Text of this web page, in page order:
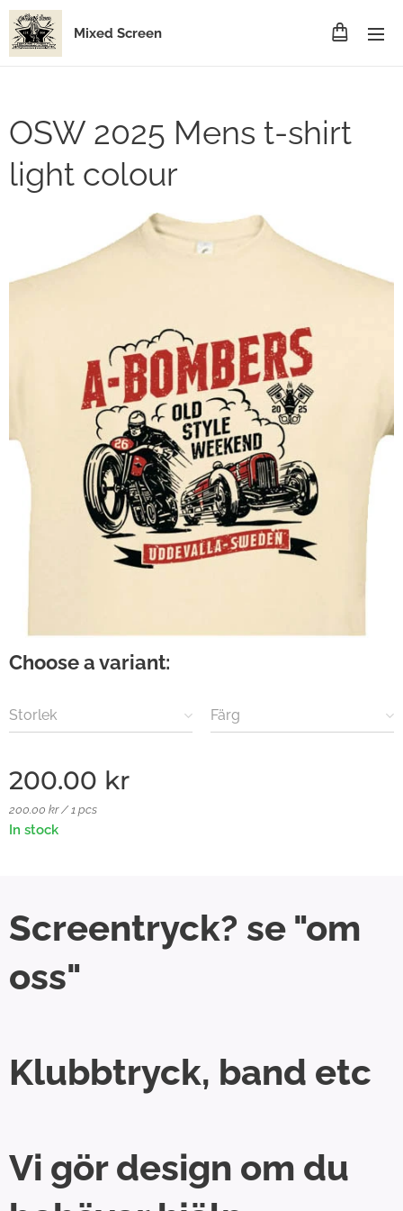
Mixed Screen
OSW 2025 Mens t-shirt
light colour
Choose a variant:
Storlek Färg
200.00 kr
200.00 kr / 1 pcs
In stock
Screentryck? se "om
oss"
Klubbtryck, band etc
Vi gör design om du